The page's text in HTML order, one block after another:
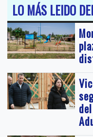
LO MÁS LEIDO